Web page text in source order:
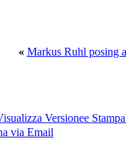
« Markus Ruhl posing
Versionee
via Email